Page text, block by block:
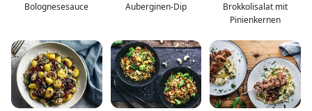
Bolognesesauce Auberginen-Dip
Brokkolisalat mit
Pinienkernen